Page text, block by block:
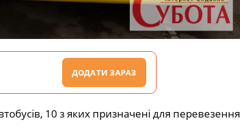
ДОДАТИ ЗАРАЗ
10 з яких призначені для перевезення